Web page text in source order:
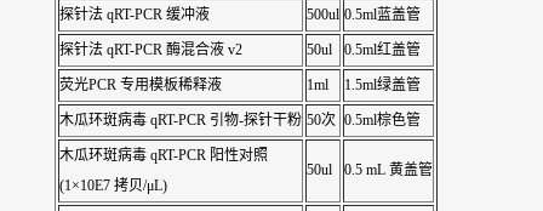
探针法 qRT-PCR 缓冲液 500ul 0.5ml蓝盖管
探针法 qRT-PCR 酶混合液 v2 50ul 0.5ml红盖管
荧光PCR 专用模板稀释液 1ml 1.5ml绿盖管
木瓜环斑病毒 qRT-PCR 引物-探针干粉 50次 0.5ml棕色管
木瓜环斑病毒 qRT-PCR 阳性对照
(1×10E7 拷贝/μL)
50ul 0.5 mL 黄盖管